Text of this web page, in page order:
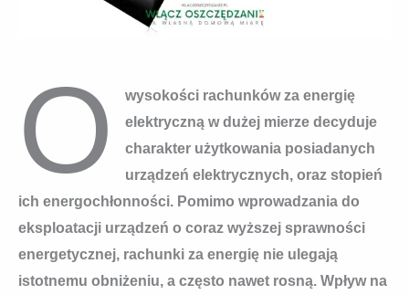
O
wysokości rachunków za energię
elektryczną w dużej mierze decyduje
charakter użytkowania posiadanych
urządzeń elektrycznych, oraz stopień
ich energochłonności. Pomimo wprowadzania do
eksploatacji urządzeń o coraz wyższej sprawności
energetycznej, rachunki za energię nie ulegają
istotnemu obniżeniu, a często nawet rosną. Wpływ na